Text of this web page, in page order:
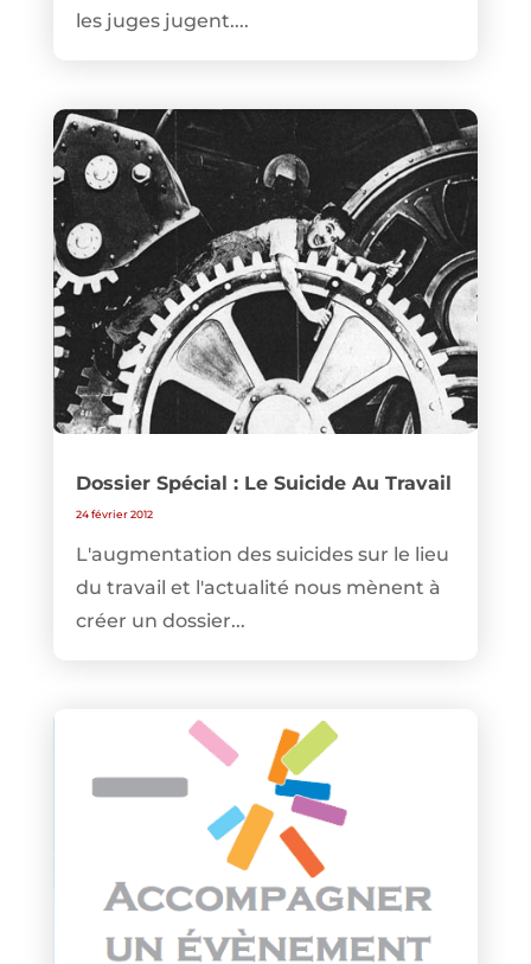
les juges jugent....
Dossier Spécial : Le Suicide Au Travail
24 février 2012
L'augmentation des suicides sur le lieu
du travail et l'actualité nous mènent à
créer un dossier...